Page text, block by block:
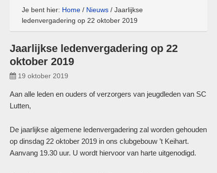
Je bent hier: Home / Nieuws / Jaarlijkse
ledenvergadering op 22 oktober 2019
Jaarlijkse ledenvergadering op 22
oktober 2019
19 oktober 2019
Aan alle leden en ouders of verzorgers van jeugdleden van SC
Lutten,
De jaarlijkse algemene ledenvergadering zal worden gehouden
op dinsdag 22 oktober 2019 in ons clubgebouw ’t Keihart.
Aanvang 19.30 uur. U wordt hiervoor van harte uitgenodigd.